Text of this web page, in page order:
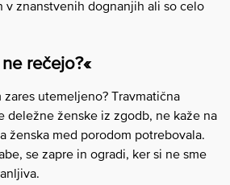
v znanstvenih dognanjih ali so celo
rečejo?«
utemeljeno? Travmatična
deležne ženske iz zgodb, ne kaže na
ženska med porodom potrebovala.
se zapre in ogradi, ker si ne sme